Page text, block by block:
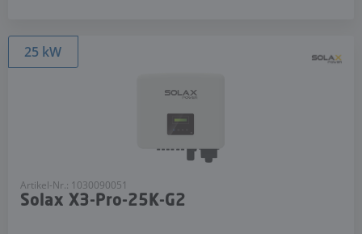
25 kW
Artikel-Nr.: 1030090051
Solax X3-Pro-25K-G2